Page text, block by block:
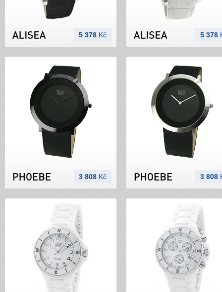
5 378 Kč 5 378
3 808 Kč 3 808